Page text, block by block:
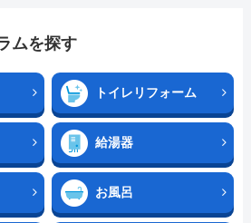
ムを探す
トイレリフォーム
給湯器
お風呂